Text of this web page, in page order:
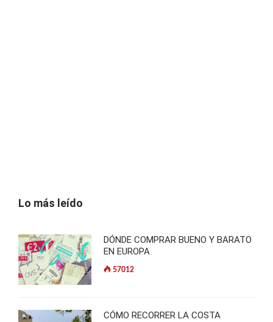
Lo más leído
DÓNDE COMPRAR BUENO Y BARATO
EN EUROPA
57012
CÓMO RECORRER LA COSTA